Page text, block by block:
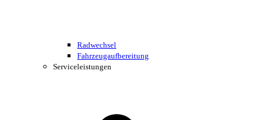
Radwechsel
Fahrzeugaufbereitung
Serviceleistungen